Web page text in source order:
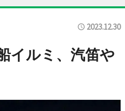
2023.12.30
イルミ、汽笛や